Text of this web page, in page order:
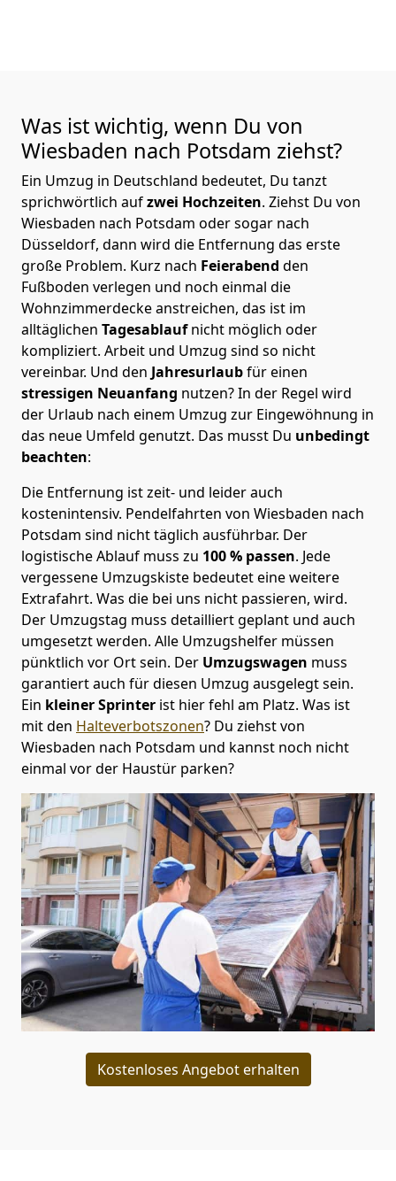
Was ist wichtig, wenn Du von
Wiesbaden nach Potsdam ziehst?
Ein Umzug in Deutschland bedeutet, Du tanzt
sprichwörtlich aufzwei Hochzeiten. Ziehst Du von
Wiesbaden nach Potsdam oder sogar nach
Düsseldorf, dann wird die Entfernung das erste
große Problem. Kurz nach Feierabend den
Fußboden verlegen und noch einmal die
Wohnzimmerdecke anstreichen, das ist im
alltäglichen Tagesablaufnicht möglich oder
kompliziert. Arbeit und Umzug sind so nicht
vereinbar. Und den Jahresurlaubfür einen
stressigen Neuanfang nutzen? In der Regel wird
der Urlaub nach einem Umzug zur Eingewöhnung in
das neue Umfeld genutzt. Das musst Du unbedingt
beachten:
Die Entfernung ist zeit- und leider auch
kostenintensiv. Pendelfahrten von Wiesbaden nach
Potsdam sind nicht täglich ausführbar. Der
logistische Ablauf muss zu 100 % passen. Jede
vergessene Umzugskiste bedeutet eine weitere
Extrafahrt. Was die bei uns nicht passieren, wird.
Der Umzugstag muss detailliert geplant und auch
umgesetzt werden. Alle Umzugshelfer müssen
pünktlich vor Ort sein. Der Umzugswagen muss
garantiert auch für diesen Umzug ausgelegt sein.
Ein kleiner Sprinter ist hier fehl am Platz. Was ist
mit den Halteverbotszonen? Du ziehst von
Wiesbaden nach Potsdam und kannst noch nicht
einmal vor der Haustür parken?
Kostenloses Angebot erhalten